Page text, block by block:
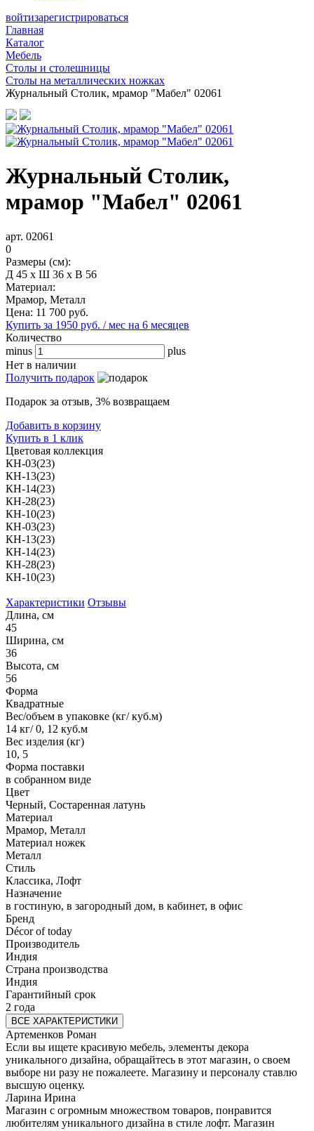
войтизарегистрироваться
Главная
Каталог
Мебель
Столы и столешницы
Столы на металлических ножках
Журнальный Столик, мрамор "Мабел" 02061
Журнальный Столик,
мрамор "Мабел" 02061
арт. 02061
0
Размеры (см):
Д 45 x Ш 36 x В 56
Материал:
Мрамор, Металл
Цена: 11 700 руб.
Купить за 1950 руб. / мес на 6 месяцев
Количество
minus
plus
Нет в наличии
Получить подарок
Подарок за отзыв, 3% возвращаем
Добавить в корзину
Купить в 1 клик
Цветовая коллекция
КН-03(23)
КН-13(23)
КН-14(23)
КН-28(23)
КН-10(23)
КН-03(23)
КН-13(23)
КН-14(23)
КН-28(23)
КН-10(23)
Характеристики Отзывы
Длина, см
45
Ширина, см
36
Высота, см
56
Форма
Квадратные
Вес/объем в упаковке (кг/ куб.м)
14 кг/ 0, 12 куб.м
Вес изделия (кг)
10, 5
Форма поставки
в собранном виде
Цвет
Черный, Состаренная латунь
Материал
Мрамор, Металл
Материал ножек
Металл
Стиль
Классика, Лофт
Назначение
в гостиную, в загородный дом, в кабинет, в офис
Бренд
Décor of today
Производитель
Индия
Страна производства
Индия
Гарантийный срок
2 года
ВСЕ ХАРАКТЕРИСТИКИ
Артеменков Роман
Если вы ищете красивую мебель, элементы декора
уникального дизайна, обращайтесь в этот магазин, о своем
выборе ни разу не пожалеете. Магазину и персоналу ставлю
высшую оценку.
Ларина Ирина
Магазин с огромным множеством товаров, понравится
любителям уникального дизайна в стиле лофт. Магазин